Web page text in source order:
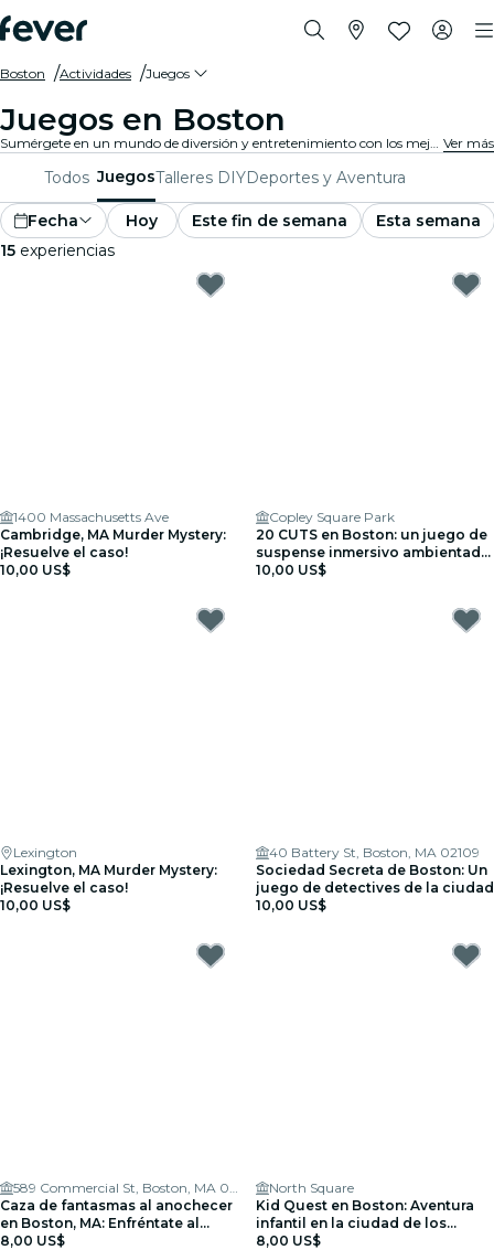
Boston Actividades Juegos
Juegos en Boston
Sumérgete en un mundo de diversión y entretenimiento con los mejores juegos en Boston. Desde juegos de mesa hasta experiencias de realidad virtual, hay algo para que todos disfruten. Ver más
Todos JuegosTalleres DIYDeportes y Aventura
Fecha Hoy Este fin de semana
Esta semana
15 experiencias
1400 Massachusetts Ave
Cambridge, MA Murder Mystery:
¡Resuelve el caso!
10,00 US$
Copley Square Park
20 CUTS en Boston: un juego de
suspense inmersivo ambientado
en el mundo real
10,00 US$
Lexington
Lexington, MA Murder Mystery:
¡Resuelve el caso!
10,00 US$
40 Battery St, Boston, MA 02109
Sociedad Secreta de Boston: Un
juego de detectives de la ciudad
10,00 US$
589 Commercial St, Boston, MA 02109, USA
Caza de fantasmas al anochecer
en Boston, MA: Enfréntate al
miedo
8,00 US$
North Square
Kid Quest en Boston: Aventura
infantil en la ciudad de los
superhéroes (4-8 años)
8,00 US$